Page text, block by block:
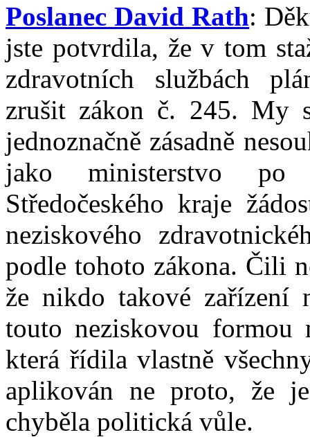
Poslanec David Rath:
jste potvrdila, že v tom
zdravotních službách
zrušit zákon č. 245. My
jednoznačně zásadně
jako ministerstvo po
Středočeského kraje
neziskového
podle tohoto zákona. Čili
že nikdo takové
touto neziskovou formou
která řídila vlastně
aplikován ne proto, že
chyběla politická vůle.